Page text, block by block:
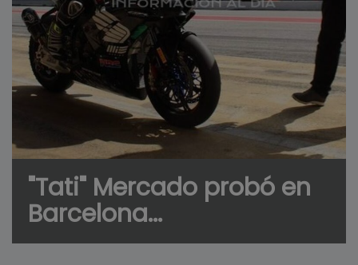
"Tati" Mercado probó en
Barcelona...